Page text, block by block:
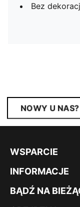
Bez
NOWY U
WSPARCIE
INFORMACJE
BĄDŹ NA